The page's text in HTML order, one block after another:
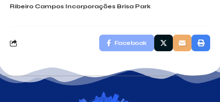
Ribeiro Campos Incorporações Brisa Park
Facebook